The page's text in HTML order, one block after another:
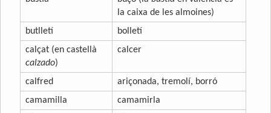
la caixa de les almoines)
butlletí
bolletí
calçat (en castellà
calzado)
calcer
calfred
ariçonada, tremolí, borró
camamilla
camamirla